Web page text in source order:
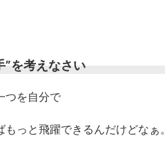
”を考えなさい
つを自分で
もっと飛躍できるんだけどなぁ。